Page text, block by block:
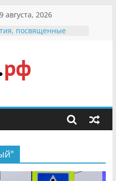
августа, 2026
родились крапчатые
Дню семьи
звания «Почётный
фронтовичке
участие в
«Сохраним